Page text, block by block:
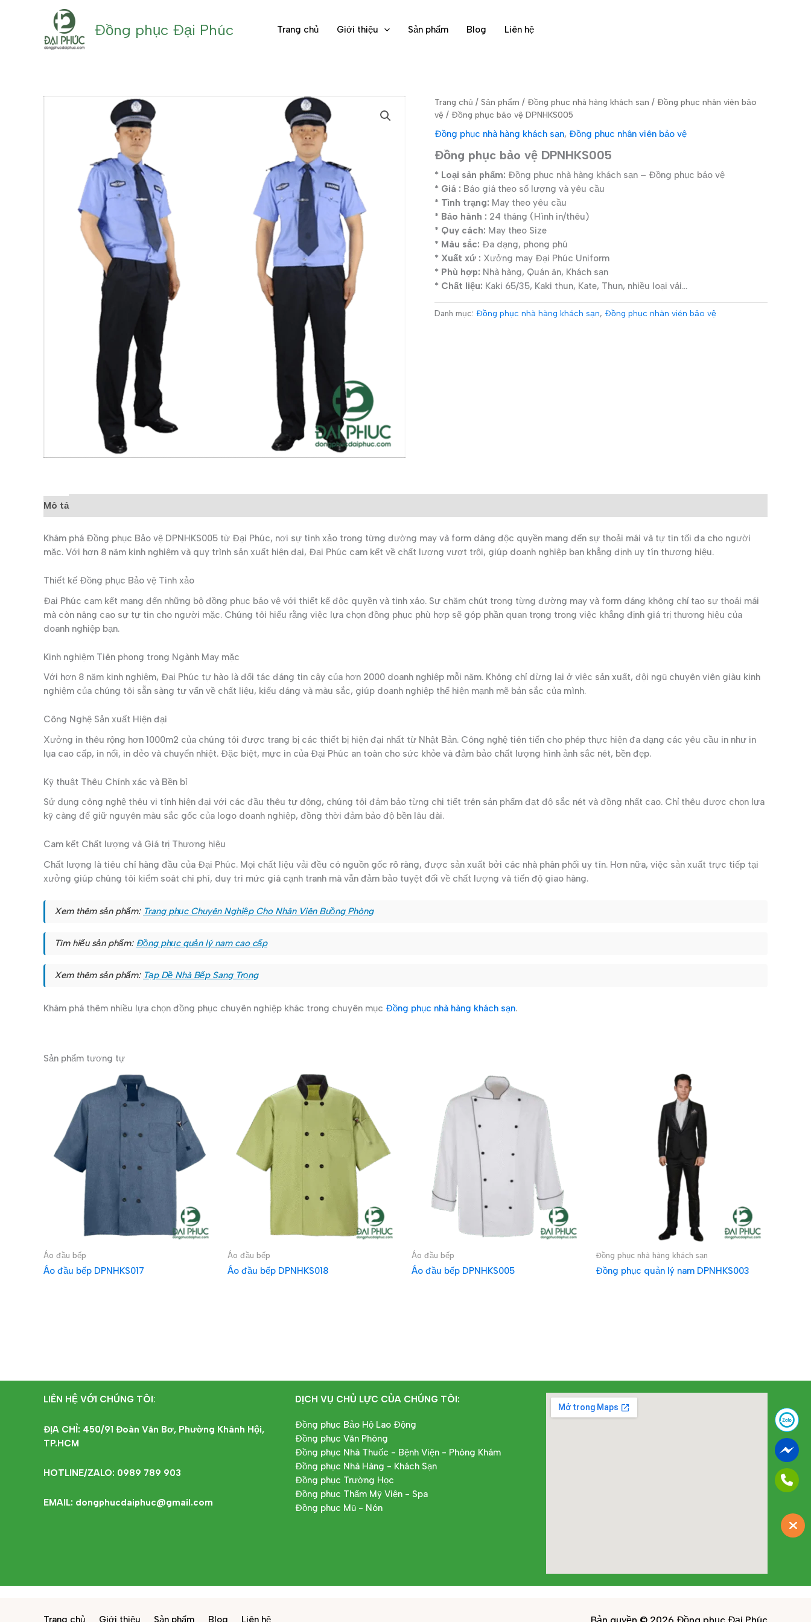
Đồng phục Đại Phúc Trang chủ Giới thiệu Sản phẩm Blog Liên hệ
Trang chủ / Sản phẩm / Đồng phục nhà hàng khách sạn / Đồng phục nhân viên bảo
vệ / Đồng phục bảo vệ DPNHKS005
Đồng phục nhà hàng khách sạn, Đồng phục nhân viên bảo vệ
Đồng phục bảo vệ DPNHKS005
* Loại sản phẩm: Đồng phục nhà hàng khách sạn – Đồng phục bảo vệ
* Giá : Báo giá theo số lượng và yêu cầu
* Tình trạng: May theo yêu cầu
* Bảo hành : 24 tháng (Hình in/thêu)
* Quy cách: May theo Size
* Màu sắc: Đa dạng, phong phú
* Xuất xứ : Xưởng may Đại Phúc Uniform
* Phù hợp: Nhà hàng, Quán ăn, Khách sạn
* Chất liệu: Kaki 65/35, Kaki thun, Kate, Thun, nhiều loại vải…
Danh mục: Đồng phục nhà hàng khách sạn, Đồng phục nhân viên bảo vệ
Mô tả
Khám phá Đồng phục Bảo vệ DPNHKS005 từ Đại Phúc, nơi sự tinh xảo trong từng đường may và form dáng độc quyền mang đến sự thoải mái và tự tin tối đa cho người
mặc. Với hơn 8 năm kinh nghiệm và quy trình sản xuất hiện đại, Đại Phúc cam kết về chất lượng vượt trội, giúp doanh nghiệp bạn khẳng định uy tín thương hiệu.
Thiết kế Đồng phục Bảo vệ Tinh xảo
Đại Phúc cam kết mang đến những bộ đồng phục bảo vệ với thiết kế độc quyền và tinh xảo. Sự chăm chút trong từng đường may và form dáng không chỉ tạo sự thoải mái
mà còn nâng cao sự tự tin cho người mặc. Chúng tôi hiểu rằng việc lựa chọn đồng phục phù hợp sẽ góp phần quan trọng trong việc khẳng định giá trị thương hiệu của
doanh nghiệp bạn.
Kinh nghiệm Tiên phong trong Ngành May mặc
Với hơn 8 năm kinh nghiệm, Đại Phúc tự hào là đối tác đáng tin cậy của hơn 2000 doanh nghiệp mỗi năm. Không chỉ dừng lại ở việc sản xuất, đội ngũ chuyên viên giàu kinh
nghiệm của chúng tôi sẵn sàng tư vấn về chất liệu, kiểu dáng và màu sắc, giúp doanh nghiệp thể hiện mạnh mẽ bản sắc của mình.
Công Nghệ Sản xuất Hiện đại
Xưởng in thêu rộng hơn 1000m2 của chúng tôi được trang bị các thiết bị hiện đại nhất từ Nhật Bản. Công nghệ tiên tiến cho phép thực hiện đa dạng các yêu cầu in như in
lụa cao cấp, in nổi, in dẻo và chuyển nhiệt. Đặc biệt, mực in của Đại Phúc an toàn cho sức khỏe và đảm bảo chất lượng hình ảnh sắc nét, bền đẹp.
Kỹ thuật Thêu Chính xác và Bền bỉ
Sử dụng công nghệ thêu vi tính hiện đại với các đầu thêu tự động, chúng tôi đảm bảo từng chi tiết trên sản phẩm đạt độ sắc nét và đồng nhất cao. Chỉ thêu được chọn lựa
kỹ càng để giữ nguyên màu sắc gốc của logo doanh nghiệp, đồng thời đảm bảo độ bền lâu dài.
Cam kết Chất lượng và Giá trị Thương hiệu
Chất lượng là tiêu chí hàng đầu của Đại Phúc. Mọi chất liệu vải đều có nguồn gốc rõ ràng, được sản xuất bởi các nhà phân phối uy tín. Hơn nữa, việc sản xuất trực tiếp tại
xưởng giúp chúng tôi kiểm soát chi phí, duy trì mức giá cạnh tranh mà vẫn đảm bảo tuyệt đối về chất lượng và tiến độ giao hàng.
Xem thêm sản phẩm: Trang phục Chuyên Nghiệp Cho Nhân Viên Buồng Phòng
Tìm hiểu sản phẩm: Đồng phục quản lý nam cao cấp
Xem thêm sản phẩm: Tạp Dề Nhà Bếp Sang Trọng
Khám phá thêm nhiều lựa chọn đồng phục chuyên nghiệp khác trong chuyên mục Đồng phục nhà hàng khách sạn.
Sản phẩm tương tự
Áo đầu bếp
Áo đầu bếp DPNHKS017
Áo đầu bếp
Áo đầu bếp DPNHKS018
Áo đầu bếp
Áo đầu bếp DPNHKS005
Đồng phục nhà hàng khách sạn
Đồng phục quản lý nam DPNHKS003
LIÊN HỆ VỚI CHÚNG TÔI :
ĐỊA CHỈ: 450/91 Đoàn Văn Bơ, Phường Khánh Hội,
TP.HCM
HOTLINE/ZALO: 0989 789 903
EMAIL: dongphucdaiphuc@gmail.com
DỊCH VỤ CHỦ LỰC CỦA CHÚNG TÔI:
Đồng phục Bảo Hộ Lao Động
Đồng phục Văn Phòng
Đồng phục Nhà Thuốc - Bệnh Viện - Phòng Khám
Đồng phục Nhà Hàng - Khách Sạn
Đồng phục Trường Học
Đồng phục Thẩm Mỹ Viện - Spa
Đồng phục Mũ - Nón
Trang chủ Giới thiệu Sản phẩm Blog Liên hệ